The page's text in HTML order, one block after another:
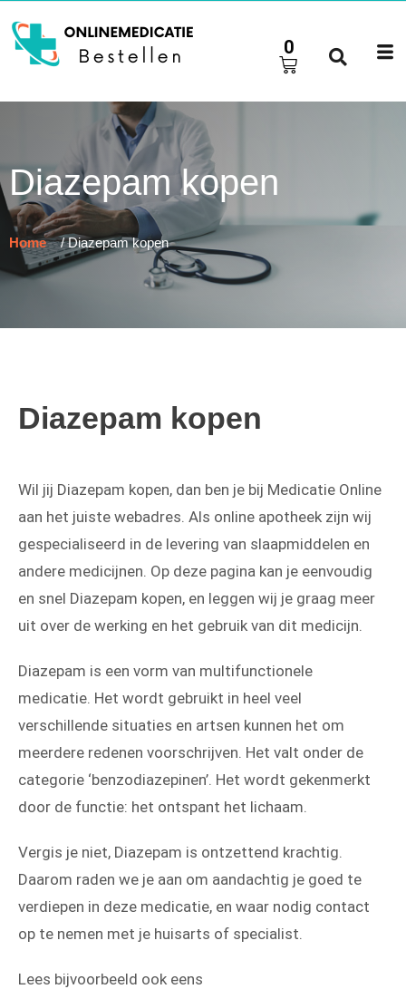
0
Diazepam kopen
Home / Diazepam kopen
Diazepam kopen
Wil jij Diazepam kopen, dan ben je bij Medicatie Online
aan het juiste webadres. Als online apotheek zijn wij
gespecialiseerd in de levering van slaapmiddelen en
andere medicijnen. Op deze pagina kan je eenvoudig
en snel Diazepam kopen, en leggen wij je graag meer
uit over de werking en het gebruik van dit medicijn.
Diazepam is een vorm van multifunctionele
medicatie. Het wordt gebruikt in heel veel
verschillende situaties en artsen kunnen het om
meerdere redenen voorschrijven. Het valt onder de
categorie ‘benzodiazepinen’. Het wordt gekenmerkt
door de functie: het ontspant het lichaam.
Vergis je niet, Diazepam is ontzettend krachtig.
Daarom raden we je aan om aandachtig je goed te
verdiepen in deze medicatie, en waar nodig contact
op te nemen met je huisarts of specialist.
Lees bijvoorbeeld ook eens